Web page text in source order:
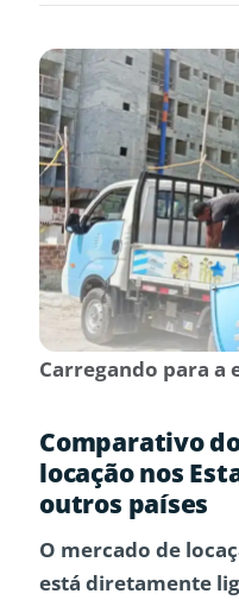
Carregando para a
Comparativo
locação nos
outros países
O mercado de
está diretamente